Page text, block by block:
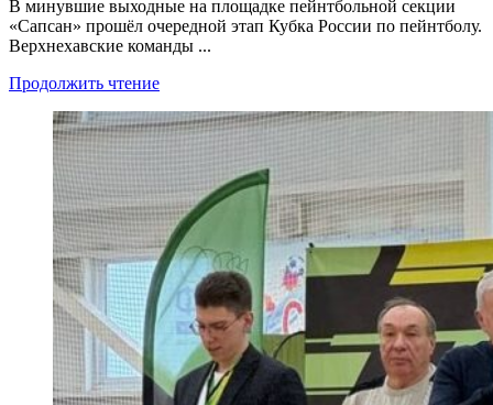
В минувшие выходные на площадке пейнтбольной секции
«Сапсан» прошёл очередной этап Кубка России по пейнтболу.
Верхнехавские команды ...
Продолжить чтение